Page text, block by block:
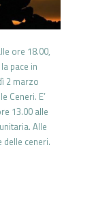
ore 18.00,
pace in
2 marzo
Ceneri. E’
13.00 alle
Alle
delle ceneri.